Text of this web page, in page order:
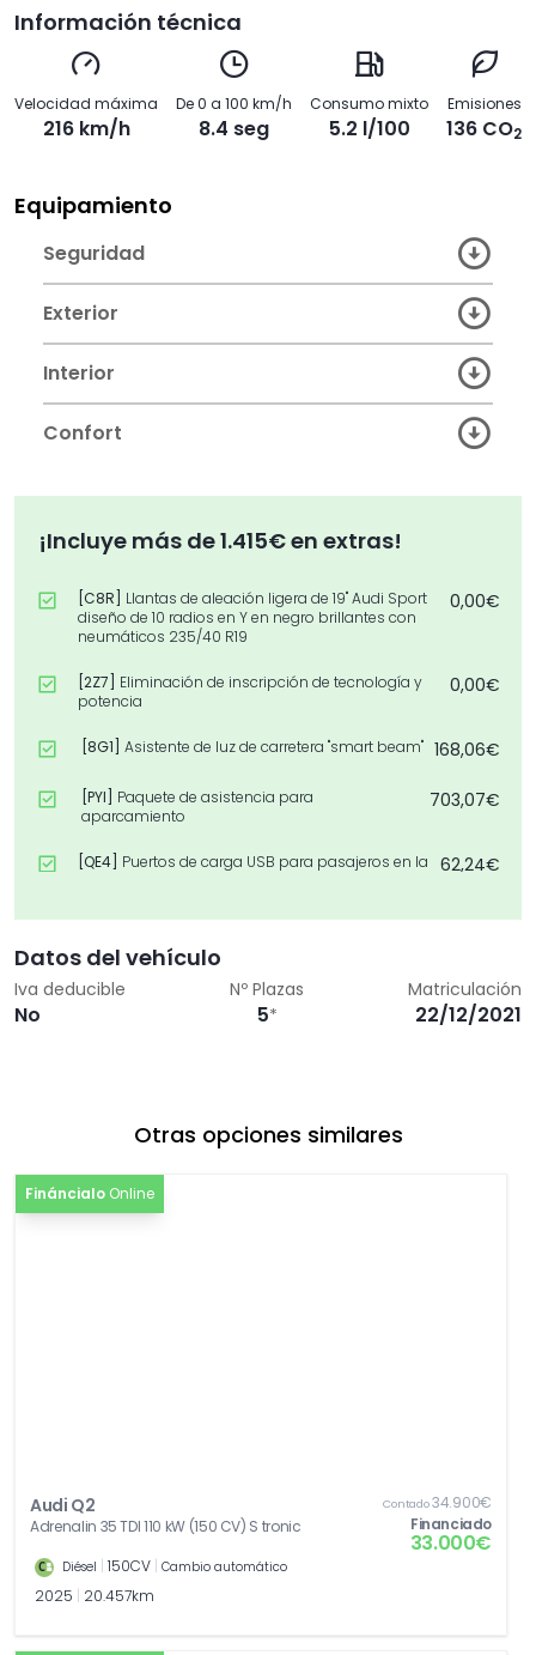
Información técnica
Velocidad máxima
216 km/h
De 0 a 100 km/h
8.4 seg
Consumo mixto
5.2 l/100
Emisiones
136 CO2
Equipamiento
Seguridad
Exterior
Interior
Confort
¡Incluye más de 1.415€ en extras!
[C8R]
Llantas de aleación ligera de 19" Audi Sport
diseño de 10 radios en Y en negro brillantes con
neumáticos 235/40 R19
0,00€
[2Z7]
Eliminación de inscripción de tecnología y
potencia
0,00€
[8G1] Asistente de luz de carretera "smart beam" 168,06€
[PYI]
Paquete de asistencia para
aparcamiento
703,07€
[QE4] Puertos de carga USB para pasajeros en la
62,24€
[2PF]Volante deportivo de cuero de 3 radios
multifunción plus achatado
[T9]Pintura solida blanco Ibis 338,80€
Datos del vehículo
Iva deducible
No
Nº Plazas
5*
Matriculación
22/12/2021
Otras opciones similares
Fináncialo Online
Audi Q2
Adrenalin 35 TDI 110 kW (150 CV) S tronic
Contado34.900€
Financiado
33.000€
Diésel 150CV Cambio automático
2025 20.457km